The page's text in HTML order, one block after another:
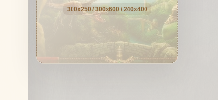
300x250 / 300x600 / 240x400